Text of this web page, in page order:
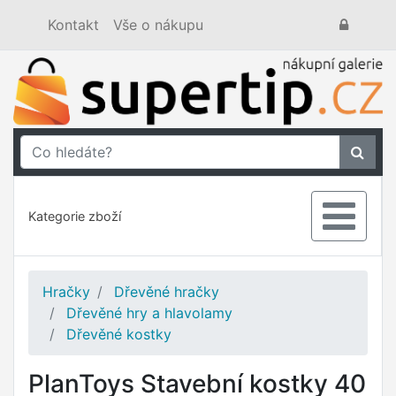
Kontakt Vše o nákupu
Kategorie zboží
Hračky
Dřevěné hračky
Dřevěné hry a hlavolamy
Dřevěné kostky
PlanToys Stavební kostky 40